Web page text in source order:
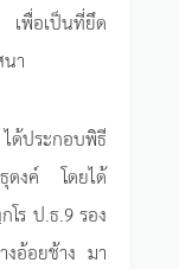
พื่อเป็นที่ยึด
า
ด้ประกอบพิธี
ดงค์ โดยได้
ร ป.ธ.9 รอง
งอ้อยช้าง มา